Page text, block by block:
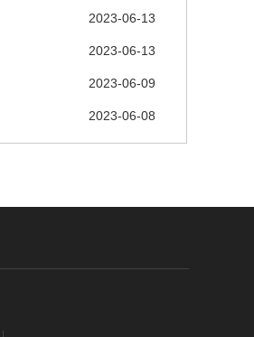
2023-06-13
2023-06-13
2023-06-09
2023-06-08